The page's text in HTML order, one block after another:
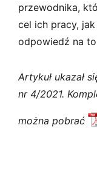
przewodnika,
cel ich pracy,
odpowiedź na to
Artykuł ukazał
nr 4/2021.
można pobrać